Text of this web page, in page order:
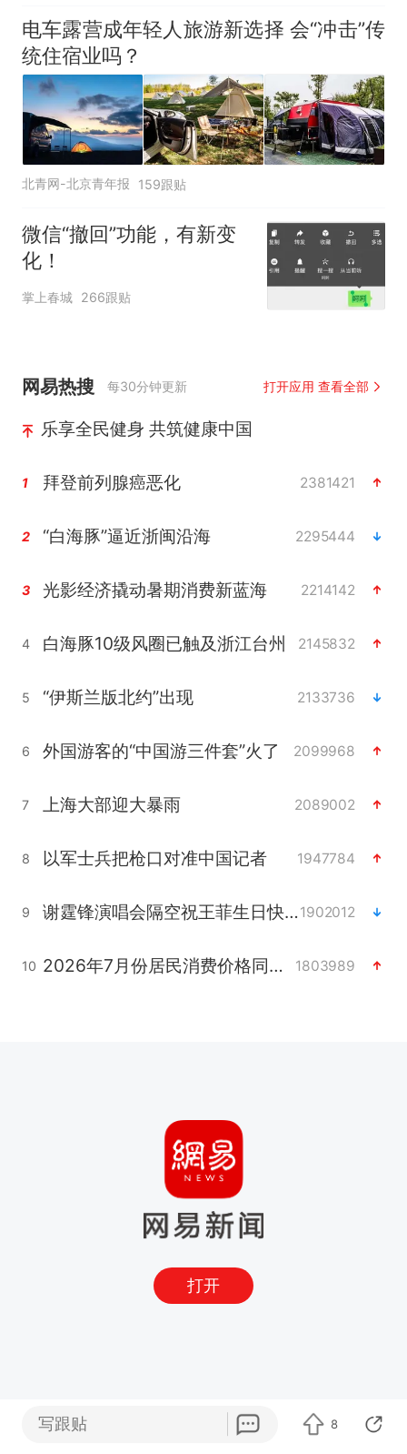
电车露营成年轻人旅游新选择 会“冲击”传
统住宿业吗？
北青网-北京青年报 159跟贴
微信“撤回”功能，有新变
化！
掌上春城 266跟贴
网易热搜 每30分钟更新 打开应用 查看全部
乐享全民健身 共筑健康中国
1 拜登前列腺癌恶化 2381421
2 “白海豚”逼近浙闽沿海 2295444
3 光影经济撬动暑期消费新蓝海 2214142
4 白海豚10级风圈已触及浙江台州 2145832
5 “伊斯兰版北约”出现 2133736
6 外国游客的“中国游三件套”火了 2099968
7 上海大部迎大暴雨 2089002
8 以军士兵把枪口对准中国记者 1947784
9 谢霆锋演唱会隔空祝王菲生日快乐1902012
10 2026年7月份居民消费价格同比上涨0.5% 1803989
打开
写跟贴 8